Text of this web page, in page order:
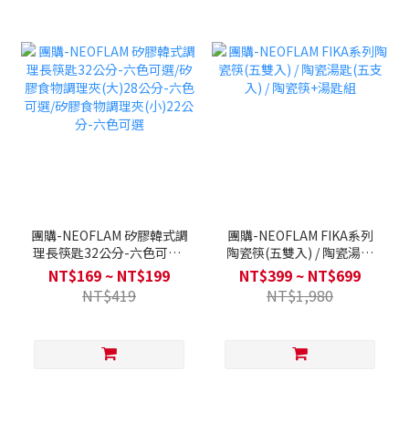
團購-NEOFLAM 矽膠韓式調
理長筷匙32公分-六色可選/
矽膠食物調理夾(大)28公分-
六色可選/矽膠食物調理夾
(小)22公分-六色可選
NT$169 ~ NT$199
NT$419
團購-NEOFLAM FIKA系列
陶瓷筷(五雙入) / 陶瓷湯匙
(五支入) / 陶瓷筷+湯匙組
NT$399 ~ NT$699
NT$1,980